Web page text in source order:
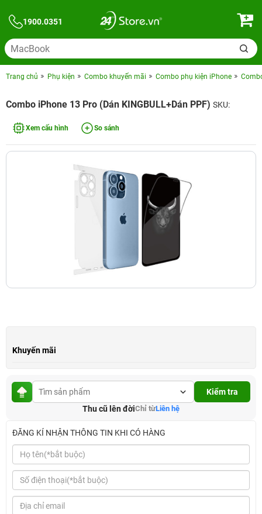
1900.0351
Trang chủ Phụ kiện Combo khuyến mãi Combo phụ kiện iPhone
Combo iPhone 13 Pro (Dán KINGBULL+Dán PPF) SKU:
Xem cấu hình So sánh
Khuyến mãi
Kiểm tra
Thu cũ lên đờiChỉ từLiên hệ
ĐĂNG KÍ NHẬN THÔNG TIN KHI CÓ HÀNG